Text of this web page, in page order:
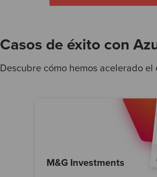
Casos de éxito con
Descubre cómo hemos acelerado
M&G Investments